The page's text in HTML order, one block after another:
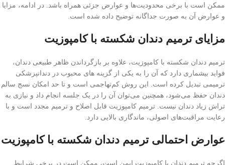
ممکن است با برخی محدودیت‌ها و عوارض جزئی همراه باشد. در ادامه، مزایا
و عوارض آن به صورت جداگانه توضیح داده شده است.
مزایای ترمیم دندان شکسته با کامپوزیت
ترمیم دندان شکسته با کامپوزیت، علاوه بر بازگرداندن ظاهر طبیعی دندان،
فواید بیشماری دارد که آن را به یکی از گزینه های محبوب در دندانپزشکی
ترمیمی تبدیل کرده است. این روش کم‌تهاجمی است و تا حد امکان نسج سالم
دندان حفظ می‌شود، همچنین می‌توان آن را در یک جلسه انجام داد و نیازی به
تراش زیاد دندان نیست. ترمیم کامپوزیت قابل اصلاح و ترمیم مجدد است و با
رعایت مراقبت‌های اصولی، ماندگاری بالایی دارد.
عوارض احتمالی ترمیم دندان شکسته با کامپوزیت
اگرچه ترمیم دندان با کامپوزیت ایمن است، ممکن است در برخی شرایط